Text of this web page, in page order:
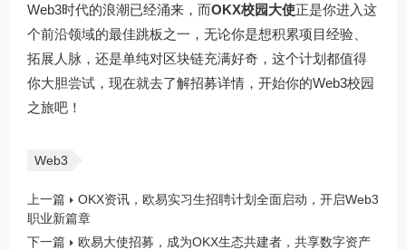
Web3时代的浪潮已经涌来，而OKX校园大使正是你进入这
个前沿领域的最佳跳板之一，无论你是想积累项目经验、
拓展人脉，还是单纯对区块链充满好奇，这个计划都值得
你大胆尝试，现在就去了解招募详情，开始你的Web3校园
之旅吧！
Web3
上一篇
OKX资讯，欧易实习生招聘计划全面启动，开启Web3
职业新篇章
下一篇
欧易大使招募，成为OKX生态共建者，共享数字资产